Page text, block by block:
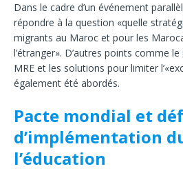
Dans le cadre d’un événement
répondre à la question «quelle
migrants au Maroc et pour les
l’étranger». D’autres points comme
MRE et les solutions pour limiter
également été abordés.
Pacte mondial et
d’implémentation
l’éducation